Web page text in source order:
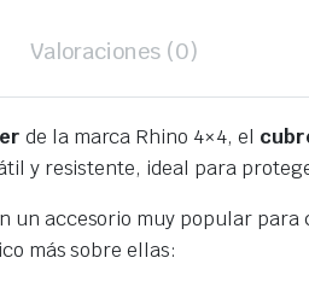
Valoraciones (0)
de la marca Rhino 4×4, el
y resistente, ideal para
un accesorio muy popular
más sobre ellas: